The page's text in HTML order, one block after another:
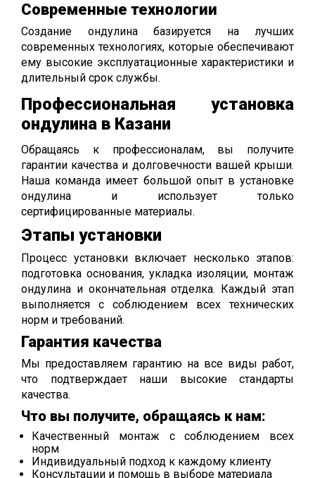
Современные технологии
Создание ондулина базируется на лучших
современных технологиях, которые обеспечивают
ему высокие эксплуатационные характеристики и
длительный срок службы.
Профессиональная установка
ондулина в Казани
Обращаясь к профессионалам, вы получите
гарантии качества и долговечности вашей крыши.
Наша команда имеет большой опыт в установке
ондулина и использует только
сертифицированные материалы.
Этапы установки
Процесс установки включает несколько этапов:
подготовка основания, укладка изоляции, монтаж
ондулина и окончательная отделка. Каждый этап
выполняется с соблюдением всех технических
норм и требований.
Гарантия качества
Мы предоставляем гарантию на все виды работ,
что подтверждает наши высокие стандарты
качества.
Что вы получите, обращаясь к нам:
Качественный монтаж с соблюдением всех
норм
Индивидуальный подход к каждому клиенту
Консультации и помощь в выборе материала